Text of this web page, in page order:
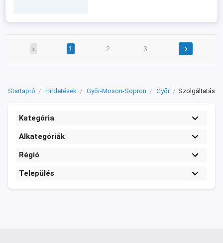
‹ 1 2 3 ›
Startapró Hirdetések Győr-Moson-Sopron Győr Szolgáltatás
Kategória
Alkategóriák
Régió
Település